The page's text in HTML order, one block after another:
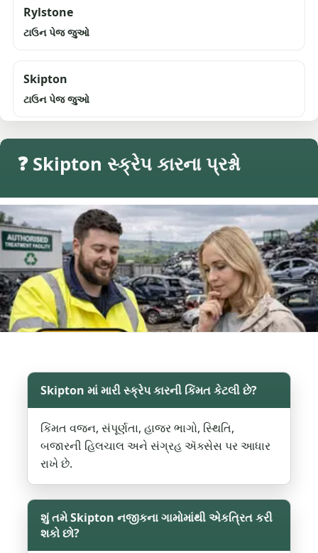
Rylstone
ટાઉન પેજ જુઓ
Skipton
ટાઉન પેજ જુઓ
❓ Skipton સ્ક્રેપ કારના પ્રશ્નો
Skipton માં મારી સ્ક્રેપ કારની કિંમત કેટલી છે?
કિંમત વજન, સંપૂર્ણતા, હાજર ભાગો, સ્થિતિ,
બજારની હિલચાલ અને સંગ્રહ ઍક્સેસ પર આધાર
રાખે છે.
શું તમે Skipton નજીકના ગામોમાંથી એકત્રિત કરી
શકો છો?